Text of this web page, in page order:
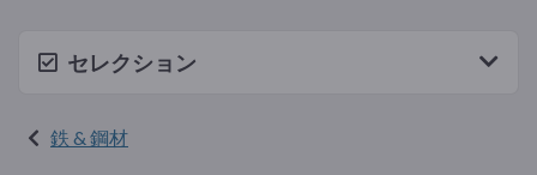
セレクション
鉄 & 鋼材